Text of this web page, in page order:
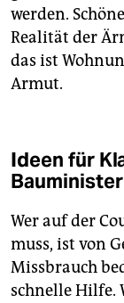
werden.
Realität der
das ist
Armut.
Ideen für
Wer auf der
muss, ist von
Missbrauch
schnelle Hilfe.